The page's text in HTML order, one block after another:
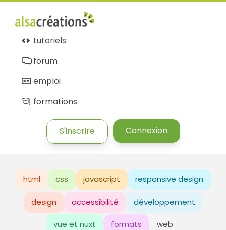
tutoriels
forum
emploi
formations
S'inscrire Connexion
html css javascript responsive design
design accessibilité développement
vue et nuxt formats web